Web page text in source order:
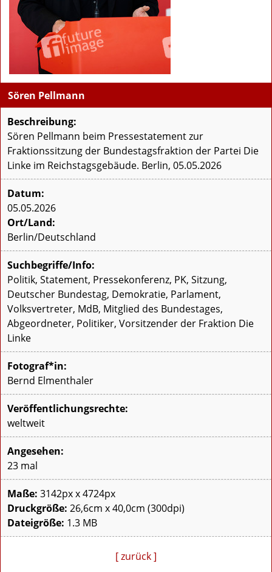
Sören Pellmann
Beschreibung:
Sören Pellmann beim Pressestatement zur
Fraktionssitzung der Bundestagsfraktion der Partei Die
Linke im Reichstagsgebäude. Berlin, 05.05.2026
Datum:
05.05.2026
Ort/Land:
Berlin/Deutschland
Suchbegriffe/Info:
Politik, Statement, Pressekonferenz, PK, Sitzung,
Deutscher Bundestag, Demokratie, Parlament,
Volksvertreter, MdB, Mitglied des Bundestages,
Abgeordneter, Politiker, Vorsitzender der Fraktion Die
Linke
Fotograf*in:
Bernd Elmenthaler
Veröffentlichungsrechte:
weltweit
Angesehen:
23 mal
Maße: 3142px x 4724px
Druckgröße: 26,6cm x 40,0cm (300dpi)
Dateigröße: 1.3 MB
[ zurück ]